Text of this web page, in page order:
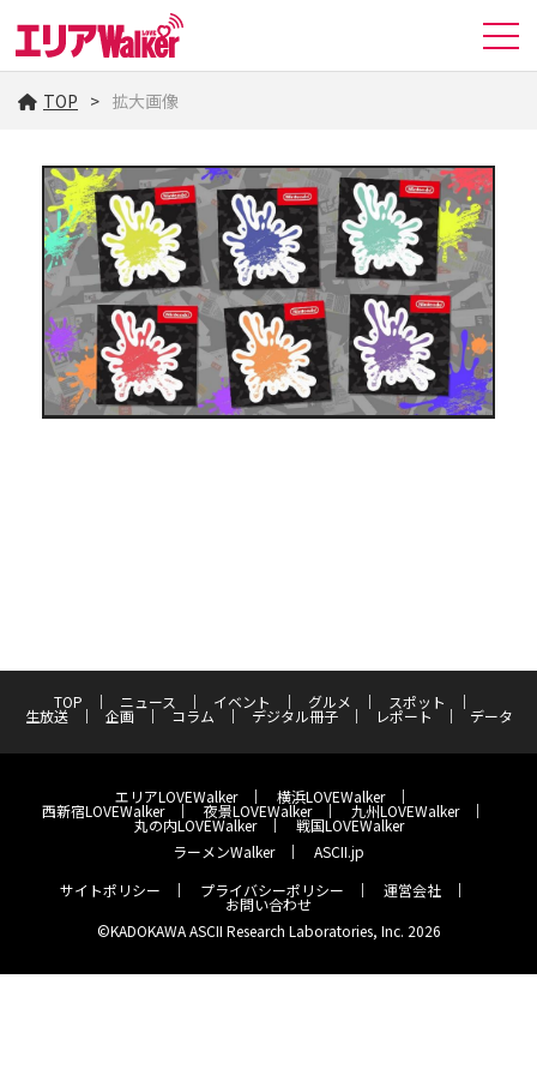
TOP 拡大画像
TOP ニュース イベント グルメ スポット
生放送 企画 コラム デジタル冊子 レポート データ
エリアLOVEWalker 横浜LOVEWalker
西新宿LOVEWalker 夜景LOVEWalker 九州LOVEWalker
丸の内LOVEWalker
戦国LOVEWalker
ラーメンWalker
ASCII.jp
サイトポリシー
プライバシーポリシー 運営会社
お問い合わせ
©KADOKAWA ASCII Research Laboratories, Inc. 2026